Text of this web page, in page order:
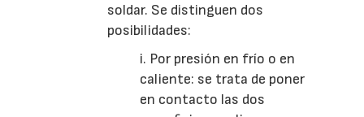
soldar. Se distinguen dos
posibilidades:
i. Por presión en frío o en
caliente: se trata de poner
en contacto las dos